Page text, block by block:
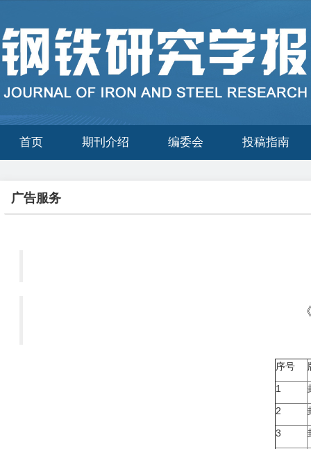
首页 期刊介绍 编委会 投稿指南
广告服务
序号
1
2
3